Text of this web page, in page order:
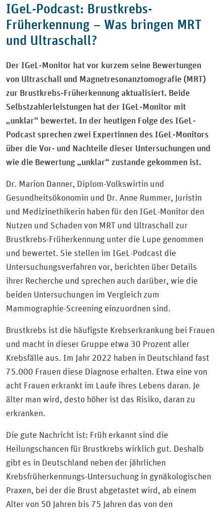
IGeL-Podcast: Brustkrebs-
Früherkennung – Was bringen MRT
und Ultraschall?
Der IGeL-Monitor hat vor kurzem seine Bewertungen
von Ultraschall und Magnetresonanztomografie (MRT)
zur Brustkrebs-Früherkennung aktualisiert. Beide
Selbstzahlerleistungen hat der IGeL-Monitor mit
„unklar“ bewertet. In der heutigen Folge des IGeL-
Podcast sprechen zwei Expertinnen des IGeL-Monitors
über die Vor- und Nachteile dieser Untersuchungen und
wie die Bewertung „unklar“ zustande gekommen ist.
Dr. Marion Danner, Diplom-Volkswirtin und
Gesundheitsökonomin und Dr. Anne Rummer, Juristin
und Medizinethikerin haben für den IGeL-Monitor den
Nutzen und Schaden von MRT und Ultraschall zur
Brustkrebs-Früherkennung unter die Lupe genommen
und bewertet. Sie stellen im IGeL-Podcast die
Untersuchungsverfahren vor, berichten über Details
ihrer Recherche und sprechen auch darüber, wie die
beiden Untersuchungen im Vergleich zum
Mammographie-Screening einzuordnen sind.
Brustkrebs ist die häufigste Krebserkrankung bei Frauen
und macht in dieser Gruppe etwa 30 Prozent aller
Krebsfälle aus. Im Jahr 2022 haben in Deutschland fast
75.000 Frauen diese Diagnose erhalten. Etwa eine von
acht Frauen erkrankt im Laufe ihres Lebens daran. Je
älter man wird, desto höher ist das Risiko, daran zu
erkranken.
Die gute Nachricht ist: Früh erkannt sind die
Heilungschancen für Brustkrebs wirklich gut. Deshalb
gibt es in Deutschland neben der jährlichen
Krebsfrüherkennungs-Untersuchung in gynäkologischen
Praxen, bei der die Brust abgetastet wird, ab einem
Alter von 50 Jahren bis 75 Jahren das von den